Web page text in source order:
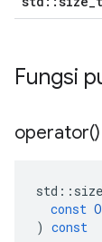
Fungsi
operator()
std ::
const
) const